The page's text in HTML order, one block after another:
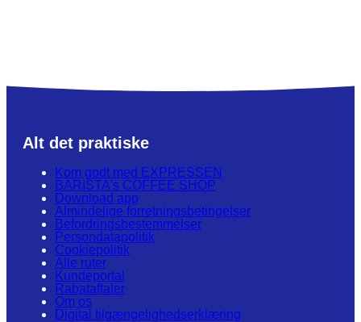
Alt det praktiske
Kom godt med EXPRESSEN
BARISTA's COFFEE SHOP
Download app
Almindelige forretningsbetingelser
Befordringsbestemmelser
Persondatapolitik
Cookiepolitik
Alle ruter
Kundeportal
Rabataftaler
Om os
Digital tilgængelighedserklæring